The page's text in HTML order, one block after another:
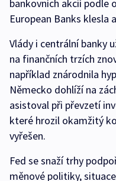
bankovních akcií podle
European Banks klesla
Vlády i centrální banky
na finančních trzích
například znárodnila
Německo dohlíží na
asistoval při převzetí
které hrozil okamžitý
vyřešen.
Fed se snaží trhy
měnové politiky,